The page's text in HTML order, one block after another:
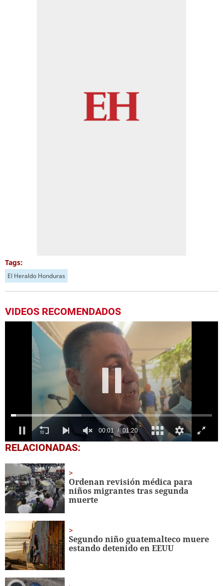
Tags:
El Heraldo Honduras
VIDEOS RECOMENDADOS
0
seconds
minute,
20
seconds
RELACIONADAS:
Ordenan revisión médica para
niños migrantes tras segunda
muerte
Segundo niño guatemalteco muere
estando detenido en EEUU